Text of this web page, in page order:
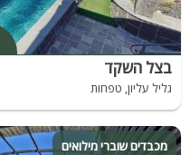
בצל השקד
גליל עליון, טפחות
מכבדים שוברי מילואים